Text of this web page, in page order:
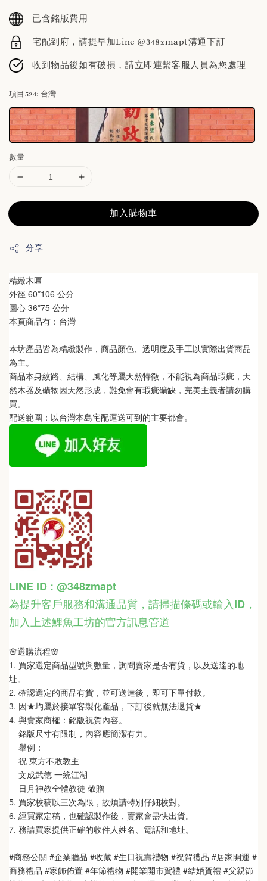
price
已含銘版費用
宅配到府，請提早加Line @348zmapt溝通下訂
收到物品後如有破損，請立即連繫客服人員為您處理
項目524: 台灣
數量
加入購物車
分享
精緻木匾
外徑 60*106 公分
圖心 36*75 公分
本頁商品有：台灣
本坊產品皆為精緻製作，商品顏色、透明度及手工以實際出貨商品
為主。
商品本身紋路、結構、風化等屬天然特徵，不能視為商品瑕疵，天
然木器及礦物因天然形成，難免會有瑕疵礦缺，完美主義者請勿購
買。
配送範圍：以台灣本島宅配運送可到的主要都會。
LINE ID : @348zmapt
為提升客戶服務和溝通品質，請掃描條碼或輸入ID ，
加入上述鯉魚工坊的官方訊息管道
🌸選購流程🌸
1. 買家選定商品型號與數量，詢問賣家是否有貨，以及送達的地
址。
2. 確認選定的商品有貨，並可送達後，即可下單付款。
3. 因★均屬於接單客製化產品，下訂後就無法退貨★
4. 與賣家商榷：銘版祝賀內容。
銘版尺寸有限制，內容應簡潔有力。
舉例：
祝 東方不敗教主
文成武德 一統江湖
日月神教全體教徒 敬贈
5. 買家校稿以三次為限，故煩請特別仔細校對。
6. 經買家定稿，也確認製作後，賣家會盡快出貨。
7. 務請買家提供正確的收件人姓名、電話和地址。
#商務公關 #企業贈品 #收藏 #生日祝壽禮物 #祝賀禮品 #居家開運 #
商務禮品 #家飾佈置 #年節禮物 #開業開市賀禮 #結婚賀禮 #父親節